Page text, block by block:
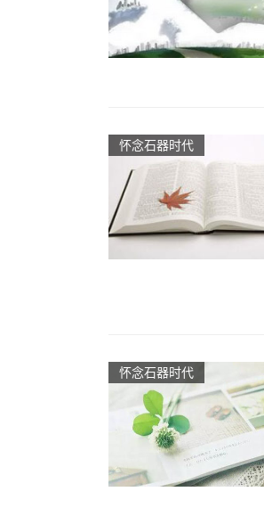
怀念石器时代
怀念石器时代